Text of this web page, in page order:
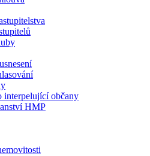
interpelující občany
HMP